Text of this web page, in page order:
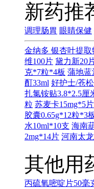
新药推
调理肠胃 眼睛保健
金纳多 银杏叶提取
维100片 黛力新20
克*7粒*4板 蒲地蓝
酊33ml 好护士/苍
扎氯铵贴3.8*2.5厘
粒 苏麦卡15mg*5片
胶囊0.65g*12粒*3
水10ml*10支 海南
2mg*14片 河南太
其他用
丙硫氧嘧啶片50毫